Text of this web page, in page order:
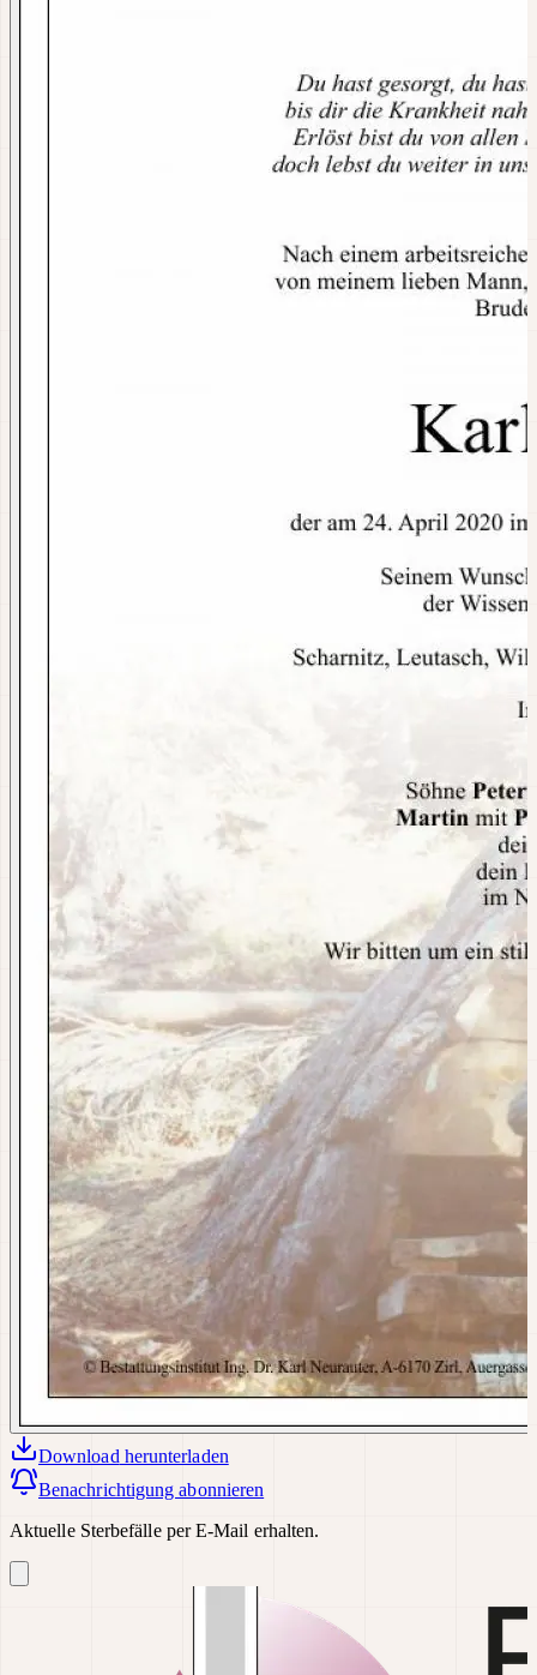
Download herunterladen
Benachrichtigung abonnieren
Aktuelle Sterbefälle per E-Mail erhalten.